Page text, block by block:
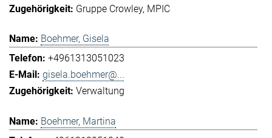
Gruppe Crowley MPIC
Boehmer, Gisela
+4961313051023
gisela.boehmer@...
Verwaltung
Boehmer, Martina